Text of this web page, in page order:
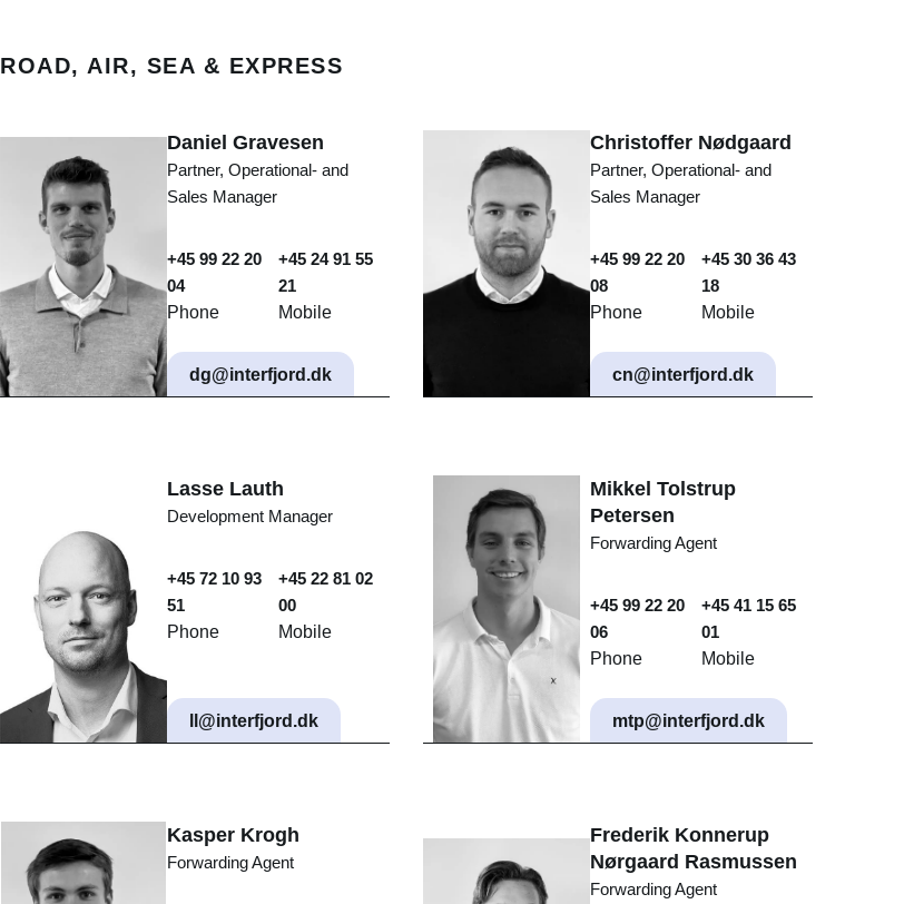
ROAD, AIR, SEA & EXPRESS
Daniel Gravesen
Partner, Operational- and
Sales Manager
+45 99 22 20
04
Phone
+45 24 91 55
21
Mobile
dg@interfjord.dk
Christoffer Nødgaard
Partner, Operational- and
Sales Manager
+45 99 22 20
08
Phone
+45 30 36 43
18
Mobile
cn@interfjord.dk
Lasse Lauth
Development Manager
+45 72 10 93
51
Phone
+45 22 81 02
00
Mobile
ll@interfjord.dk
Mikkel Tolstrup
Petersen
Forwarding Agent
+45 99 22 20
06
Phone
+45 41 15 65
01
Mobile
mtp@interfjord.dk
Kasper Krogh
Forwarding Agent
Frederik Konnerup
Nørgaard Rasmussen
Forwarding Agent